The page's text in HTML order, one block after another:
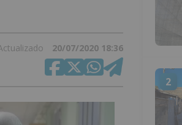
20/07/2020 18:36
2